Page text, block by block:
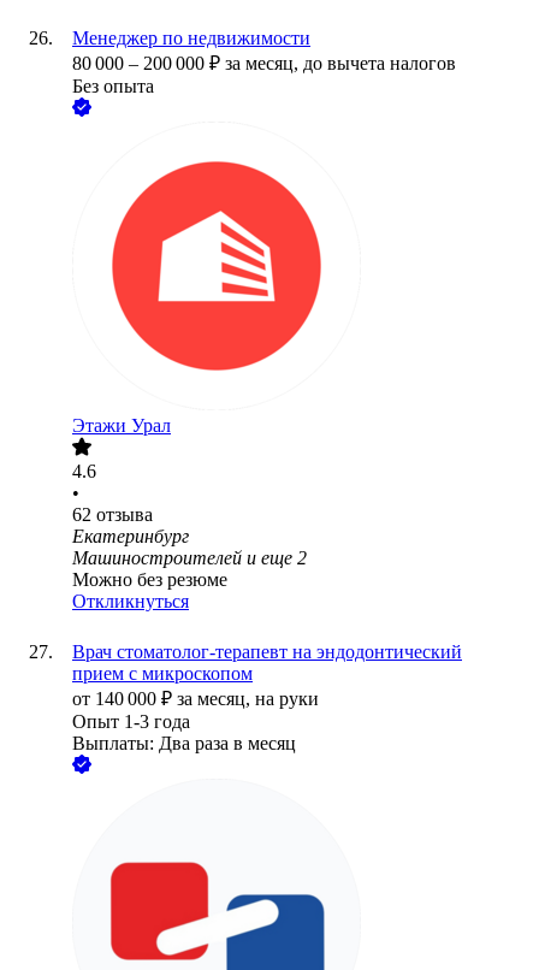
Менеджер по недвижимости
80 000 – 200 000 ₽ за месяц, до вычета налогов
Без опыта
Этажи Урал
4.6
•
62 отзыва
Екатеринбург
Машиностроителей и еще 2
Можно без резюме
Откликнуться
Врач стоматолог-терапевт на эндодонтический
прием с микроскопом
от 140 000 ₽ за месяц, на руки
Опыт 1-3 года
Выплаты: Два раза в месяц